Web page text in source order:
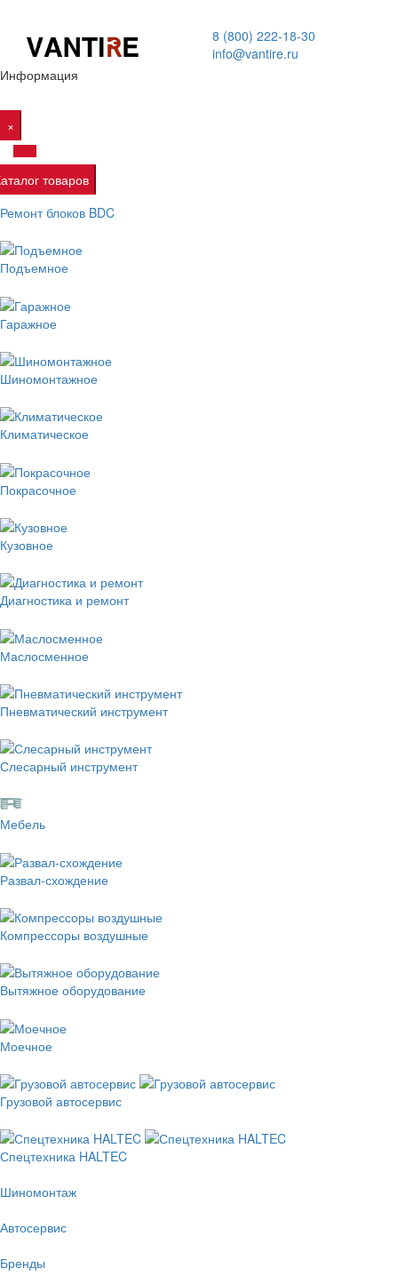
8 (800) 222-18-30
info@vantire.ru
Информация
×
товаров
Ремонт блоков BDC
Подъемное
Гаражное
Шиномонтажное
Климатическое
Покрасочное
Кузовное
Диагностика и ремонт
Маслосменное
Пневматический инструмент
Слесарный инструмент
Мебель
Развал-схождение
Компрессоры воздушные
Вытяжное оборудование
Моечное
Грузовой автосервис
Спецтехника HALTEC
Шиномонтаж
Автосервис
Бренды